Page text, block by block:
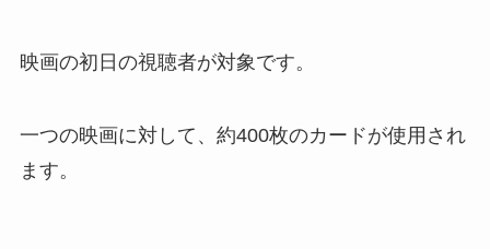
映画の初日の視聴者が対象です。
一つの映画に対して、約400枚のカードが使用され
ます。